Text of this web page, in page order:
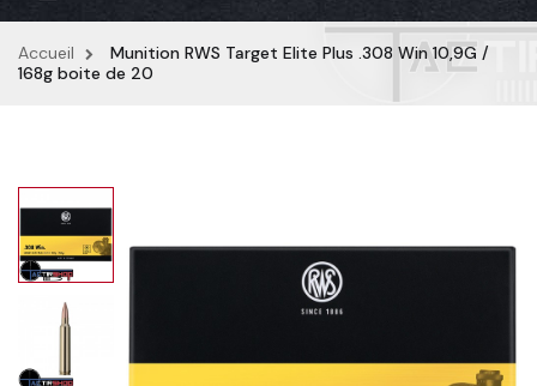
Accueil
Munition RWS Target Elite Plus .308 Win 10,9G /
168g boite de 20